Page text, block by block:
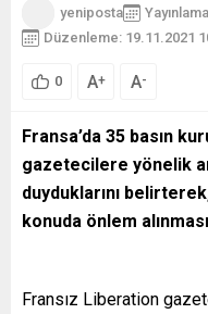
yeniposta
Düzenleme: 19.11.2021
0 A+ A-
Fransa’da 35 basın
gazetecilere yönelik
duyduklarını
konuda önlem
Fransız Liberation